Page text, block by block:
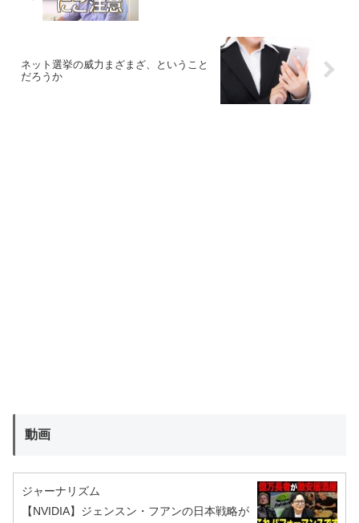
ネット選挙の威力まざまざ、ということ
だろうか
動画
ジャーナリズム
【NVIDIA】ジェンスン・フアンの日本戦略が